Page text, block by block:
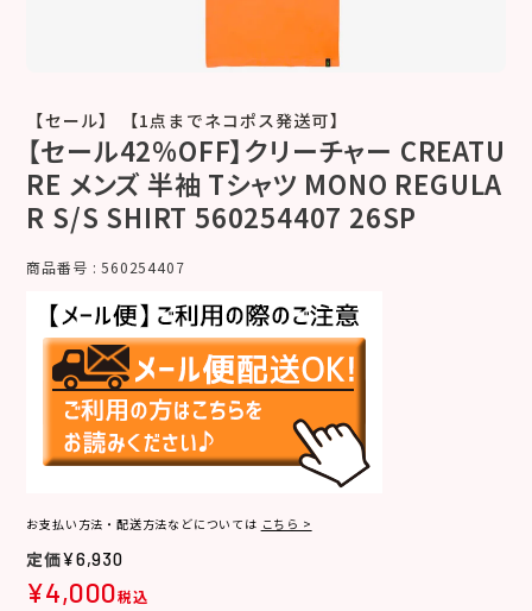
【セール】 【1点までネコポス発送可】
【セール42%OFF】クリーチャー CREATU
RE メンズ 半袖 Tシャツ MONO REGULA
R S/S SHIRT 560254407 26SP
商品番号 560254407
お支払い方法・配送方法などについては こちら >
¥6,930
¥4,000税込